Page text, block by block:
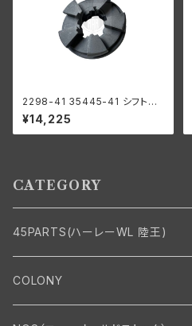
2298-41 35445-41 シフトク
ラッチ セカンド サードギア用 ハ
ーレーダビッドソン 1941-73年
WL G
¥14,225
CATEGORY
45PARTS(ハーレーWL 陸王)
エンジン
COLONY